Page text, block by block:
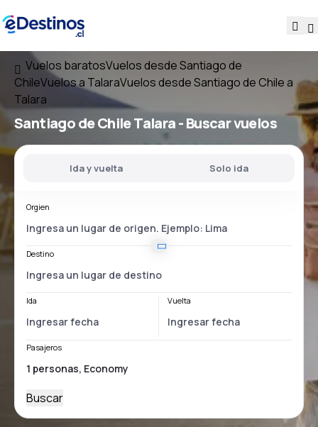
Vuelos baratosVuelos desde Santiago de
ChileVuelos a TalaraVuelos desde Santiago de Chile a
Talara
Santiago de Chile Talara- Buscar vuelos
Ida y vuelta Solo ida
Orgien
Destino
Ida Vuelta
Pasajeros
Buscar